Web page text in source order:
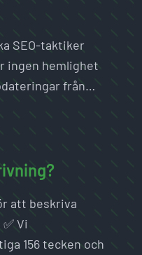
SEO-taktiker
ingen hemlighet
från…
att beskriva
Vi
156 tecken och